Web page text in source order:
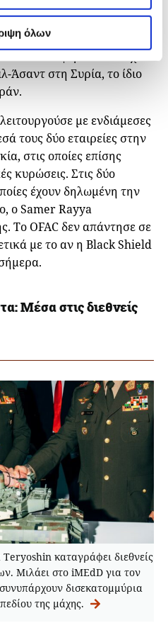
όλων
– τα οποία φέρεται να
συγκρούσεις σε όλο
Άσαντ στη Συρία, το ίδιο
με ενδιάμεσες
τους δύο εταιρείες στην
στις οποίες επίσης
κυρώσεις. Στις δύο
έχουν δηλωμένη την
ο Samer Rayya
Το OFAC δεν απάντησε σε
με το αν η Black Shield
Μέσα στις διεθνείς
καταγράφει διεθνείς
Μιλάει στο iMEdD για τον
δισεκατομμύρια
της μάχης.